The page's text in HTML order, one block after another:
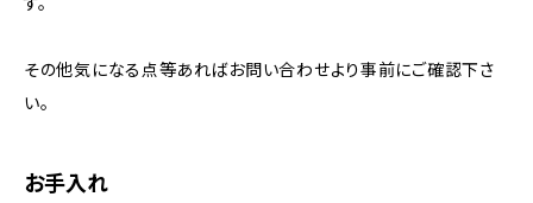
その他気になる点等あればお問い合わせより事前にご確認下さ
い。
お手入れ